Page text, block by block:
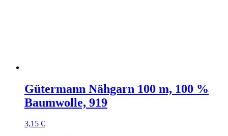
Gütermann Nähgarn 100 m, 100 %
Baumwolle, 919
3,15 €